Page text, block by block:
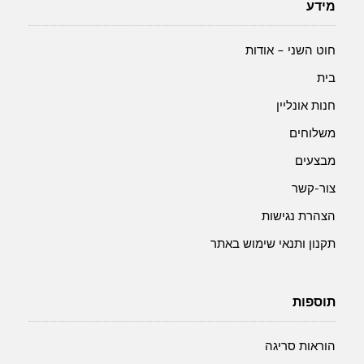
13
מידע
חוט השני – אודות
בית
חנות אונליין
משלוחים
מבצעים
צור-קשר
הצהרת נגישות
תקנון ותנאי שימוש באתר
תוספות
הוראות סריגה